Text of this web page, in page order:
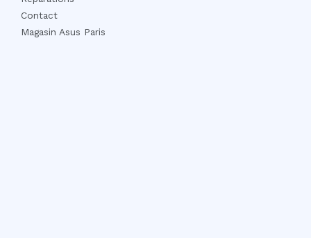
Contact
Magasin Asus Paris